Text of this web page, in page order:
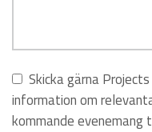
Skicka gärna
information om
kommande evenemang